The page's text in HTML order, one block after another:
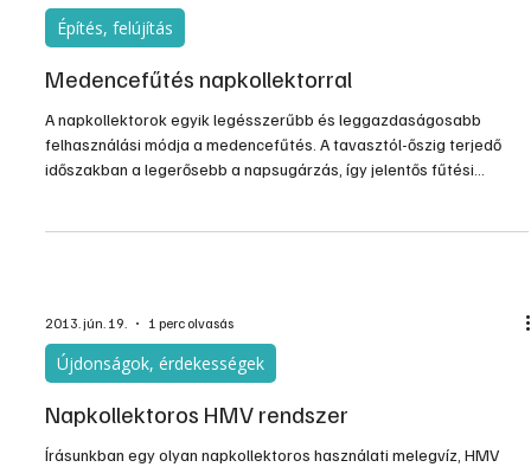
Építés, felújítás
Medencefűtés napkollektorral
A napkollektorok egyik legésszerűbb és leggazdaságosabb
felhasználási módja a medencefűtés. A tavasztól-őszig terjedő
időszakban a legerősebb a napsugárzás, így jelentős fűtési
2013. jún. 19. 1 perc olvasás
Újdonságok, érdekességek
Napkollektoros HMV rendszer
Írásunkban egy olyan napkollektoros használati melegvíz, HMV